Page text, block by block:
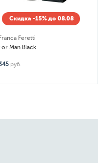
Скидка -15% до 08.08
Новая Заря
Елена (Elena)
1 027